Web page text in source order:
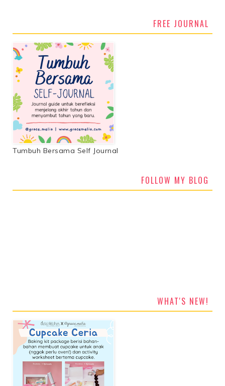
FREE JOURNAL
Tumbuh Bersama Self Journal
FOLLOW MY BLOG
WHAT'S NEW!